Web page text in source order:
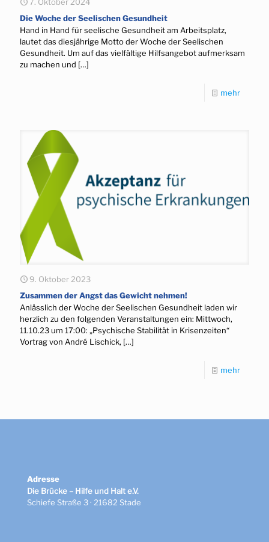
Die Woche der Seelischen Gesundheit
Hand in Hand für seelische Gesundheit am Arbeitsplatz,
lautet das diesjährige Motto der Woche der Seelischen
Gesundheit. Um auf das vielfältige Hilfsangebot aufmerksam
zu machen und […]
mehr
9. Oktober 2023
Zusammen der Angst das Gewicht nehmen!
Anlässlich der Woche der Seelischen Gesundheit laden wir
herzlich zu den folgenden Veranstaltungen ein: Mittwoch,
11.10.23 um 17:00: „Psychische Stabilität in Krisenzeiten“
Vortrag von André Lischick, […]
mehr
Adresse
Die Brücke – Hilfe und Halt e.V.
Schiefe Straße 3 · 21682 Stade